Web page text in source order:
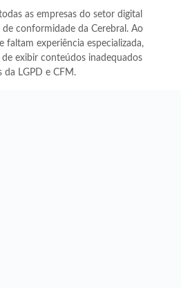
as empresas do setor digital
conformidade da Cerebral. Ao
faltam experiência especializada,
exibir conteúdos inadequados
da LGPD e CFM.